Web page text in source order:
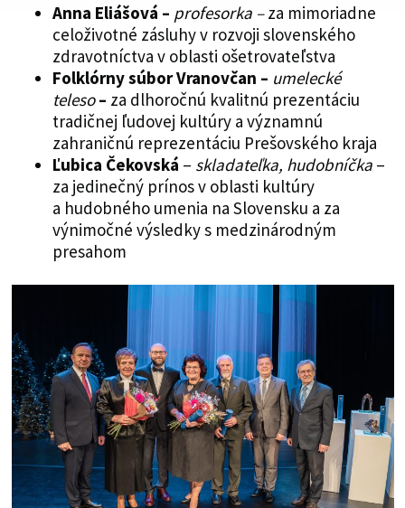
Anna Eliášová – profesorka –za mimoriadne
celoživotné zásluhy v rozvoji slovenského
zdravotníctva v oblasti ošetrovateľstva
Folklórny súbor Vranovčan – umelecké
teleso– za dlhoročnú kvalitnú prezentáciu
tradičnej ľudovej kultúry a významnú
zahraničnú reprezentáciu Prešovského kraja
Ľubica Čekovská – skladateľka, hudobníčka–
za jedinečný prínos v oblasti kultúry
a hudobného umenia na Slovensku a za
výnimočné výsledky s medzinárodným
presahom